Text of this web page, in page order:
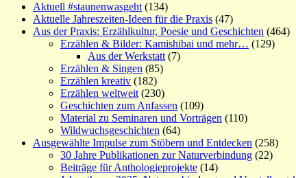
Aktuell #staunenwasgeht (134)
Aktuelle Jahreszeiten-Ideen für die Praxis (47)
Aus der Praxis: Erzählkultur, Poesie und Geschichten (464)
Erzählen & Bilder: Kamishibai und mehr… (129)
Aus der Werkstatt (7)
Erzählen & Singen (85)
Erzählen kreativ (182)
Erzählen weltweit (230)
Geschichten zum Anfassen (109)
Material zu Seminaren und Vorträgen (110)
Wildwuchsgeschichten (64)
Ausgewählte Impulse zum Stöbern und Entdecken (258)
30 Jahre Publikationen zur Naturverbindung (22)
Beiträge für Anthologieprojekte (14)